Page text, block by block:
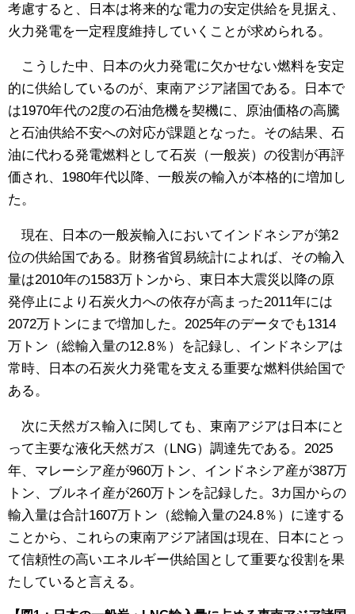
考慮すると、日本は将来的な電力の安定供給を見据え、
火力発電を一定程度維持していくことが求められる。
こうした中、日本の火力発電に欠かせない燃料を安定
的に供給しているのが、東南アジア諸国である。日本で
は1970年代の2度の石油危機を契機に、原油価格の高騰
と石油供給不安への対応が課題となった。その結果、石
油に代わる発電燃料として石炭（一般炭）の役割が再評
価され、1980年代以降、一般炭の輸入が本格的に増加し
た。
現在、日本の一般炭輸入においてインドネシアが第2
位の供給国である。財務省貿易統計によれば、その輸入
量は2010年の1583万トンから、東日本大震災以降の原
発停止により石炭火力への依存が高まった2011年には
2072万トンにまで増加した。2025年のデータでも1314
万トン（総輸入量の12.8％）を記録し、インドネシアは
常時、日本の石炭火力発電を支える重要な燃料供給国で
ある。
次に天然ガス輸入に関しても、東南アジアは日本にと
って主要な液化天然ガス（LNG）調達先である。2025
年、マレーシア産が960万トン、インドネシア産が387万
トン、ブルネイ産が260万トンを記録した。3カ国からの
輸入量は合計1607万トン（総輸入量の24.8％）に達する
ことから、これらの東南アジア諸国は現在、日本にとっ
て信頼性の高いエネルギー供給国として重要な役割を果
たしていると言える。